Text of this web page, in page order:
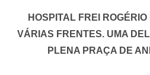
HOSPITAL FREI
VÁRIAS FRENTES. UMA
PLENA PRAÇA DE